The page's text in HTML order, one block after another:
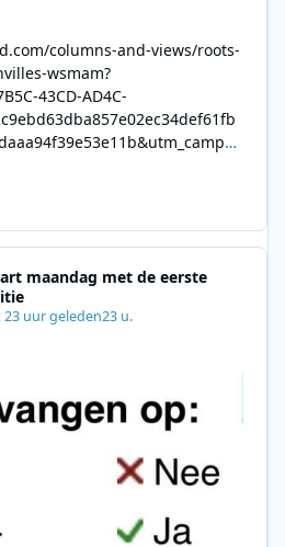
columns-and-views/roots-
wsmam?
43CD-AD4C-
maandag met de eerste
23 uur geleden23 u.